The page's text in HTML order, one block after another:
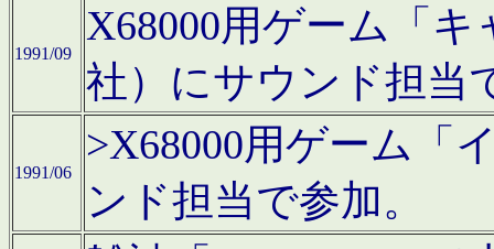
1991/09
X68000用ゲーム「
社）にサウンド担当
1991/06
>X68000用ゲーム「
ンド担当で参加。